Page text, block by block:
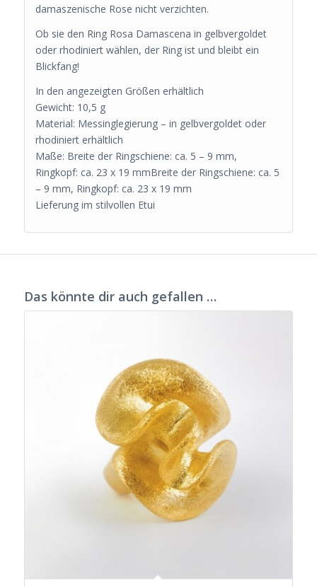
damaszenische Rose nicht verzichten.
Ob sie den Ring Rosa Damascena in gelbvergoldet
oder rhodiniert wählen, der Ring ist und bleibt ein
Blickfang!
In den angezeigten Größen erhältlich
Gewicht: 10,5 g
Material: Messinglegierung – in gelbvergoldet oder
rhodiniert erhältlich
Maße: Breite der Ringschiene: ca. 5 – 9 mm,
Ringkopf: ca. 23 x 19 mmBreite der Ringschiene: ca. 5
– 9 mm, Ringkopf: ca. 23 x 19 mm
Lieferung im stilvollen Etui
Das könnte dir auch gefallen …